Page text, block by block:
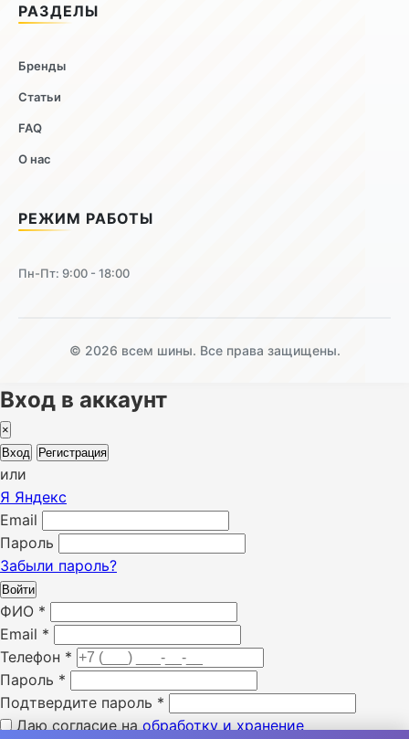
РАЗДЕЛЫ
Бренды
Статьи
FAQ
О нас
РЕЖИМ РАБОТЫ
Пн-Пт: 9:00 - 18:00
© 2026 всем шины. Все права защищены.
Вход в аккаунт
×
Вход
Регистрация
или
Я Яндекс
Email
Пароль
Забыли пароль?
Войти
ФИО *
Email *
Телефон *
Пароль *
Подтвердите пароль *
Даю согласие на обработку и хранение